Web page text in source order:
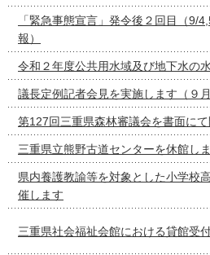
「緊急事態宣言」発令後２回目（9/
報）
令和２年度公共用水域及び地下水の
議長定例記者会見を実施します（９月
第127回三重県森林審議会を書面に
三重県立熊野古道センターを休館し
県内養護教諭等を対象とした小学校
催します
三重県社会福祉会館における貸館受